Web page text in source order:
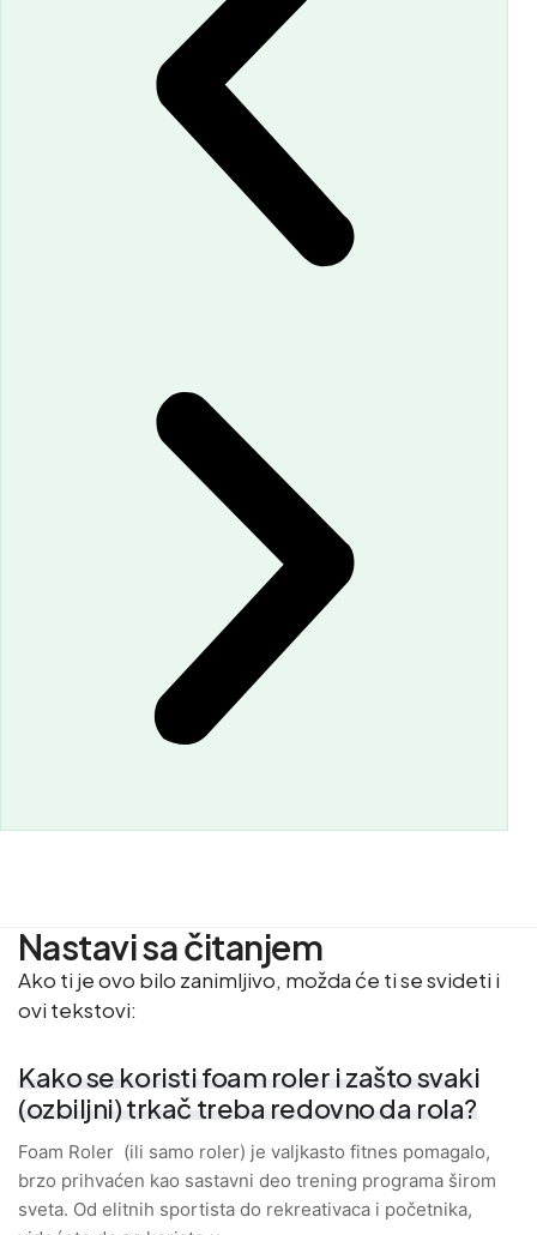
Nastavi sa čitanjem
Ako ti je ovo bilo zanimljivo, možda će ti se svideti i
ovi tekstovi:
Kako se koristi foam roler i zašto svaki
(ozbiljni) trkač treba redovno da rola?
Foam Roler (ili samo roler) je valjkasto fitnes pomagalo,
brzo prihvaćen kao sastavni deo trening programa širom
sveta. Od elitnih sportista do rekreativaca i početnika,